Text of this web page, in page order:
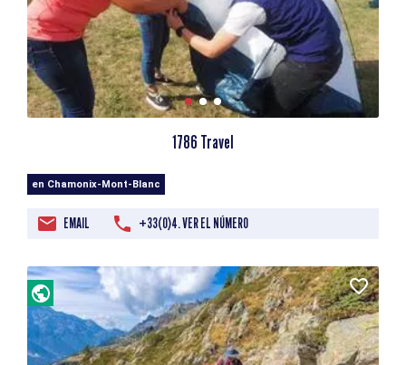
1786 Travel
en Chamonix-Mont-Blanc
EMAIL +33(0)4. VER EL NÚMERO